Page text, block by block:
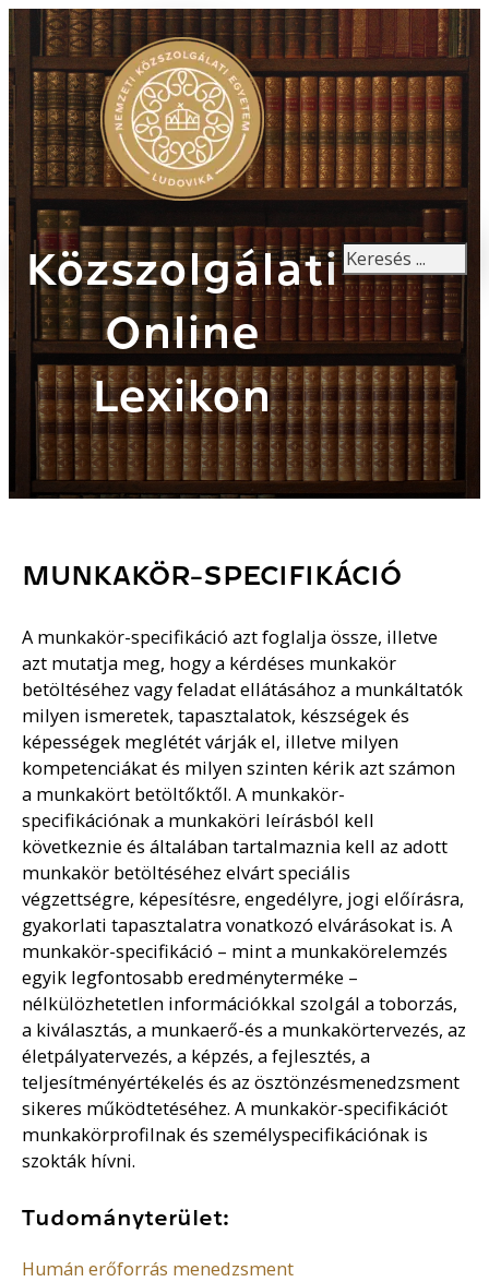
Közszolgálati
Online
Lexikon
Keresés
MUNKAKÖR-SPECIFIKÁCIÓ
A munkakör-specifikáció azt foglalja össze, illetve
azt mutatja meg, hogy a kérdéses munkakör
betöltéséhez vagy feladat ellátásához a munkáltatók
milyen ismeretek, tapasztalatok, készségek és
képességek meglétét várják el, illetve milyen
kompetenciákat és milyen szinten kérik azt számon
a munkakört betöltőktől. A munkakör-
specifikációnak a munkaköri leírásból kell
következnie és általában tartalmaznia kell az adott
munkakör betöltéséhez elvárt speciális
végzettségre, képesítésre, engedélyre, jogi előírásra,
gyakorlati tapasztalatra vonatkozó elvárásokat is. A
munkakör-specifikáció – mint a munkakörelemzés
egyik legfontosabb eredményterméke –
nélkülözhetetlen információkkal szolgál a toborzás,
a kiválasztás, a munkaerő-és a munkakörtervezés, az
életpályatervezés, a képzés, a fejlesztés, a
teljesítményértékelés és az ösztönzésmenedzsment
sikeres működtetéséhez. A munkakör-specifikációt
munkakörprofilnak és személyspecifikációnak is
szokták hívni.
Tudományterület:
Humán erőforrás menedzsment